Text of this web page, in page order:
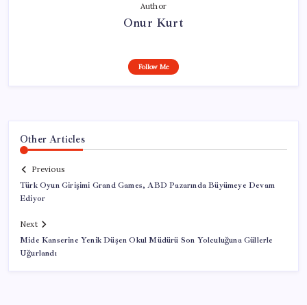
Author
Onur Kurt
Follow Me
Other Articles
Previous
Türk Oyun Girişimi Grand Games, ABD Pazarında Büyümeye Devam
Ediyor
Next
Mide Kanserine Yenik Düşen Okul Müdürü Son Yolculuğuna Güllerle
Uğurlandı